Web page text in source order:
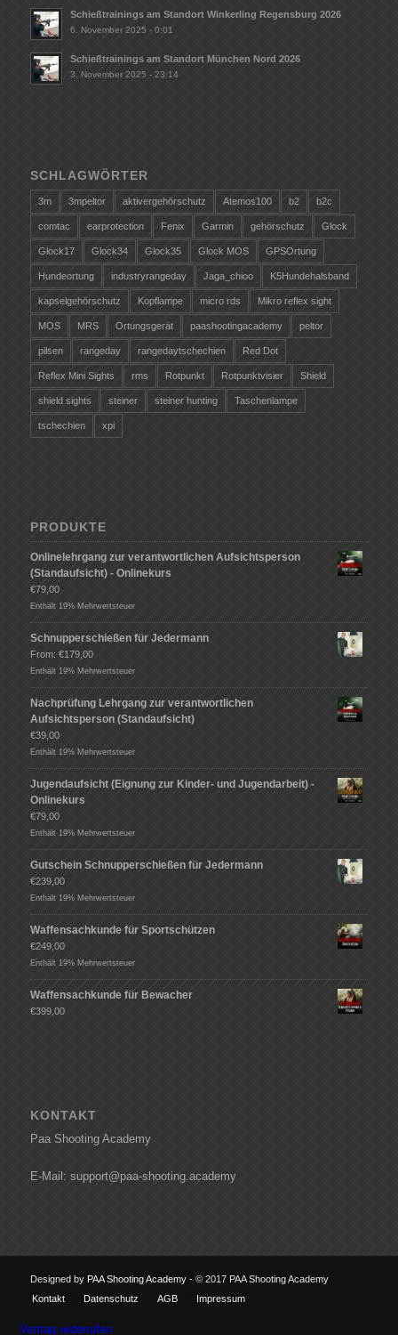
Schießtrainings am Standort Winkerling Regensburg 2026
6. November 2025 - 0:01
Schießtrainings am Standort München Nord 2026
3. November 2025 - 23:14
SCHLAGWÖRTER
3m 3mpeltor aktivergehörschutz Atemos100 b2 b2c
comtac earprotection Fenix Garmin gehörschutz Glock
Glock17 Glock34 Glock35 Glock MOS GPSOrtung
Hundeortung industryrangeday Jaga_chioo K5Hundehalsband
kapselgehörschutz Kopflampe micro rds Mikro reflex sight
MOS MRS Ortungsgerät paashootingacademy peltor
pilsen rangeday rangedaytschechien Red Dot
Reflex Mini Sights rms Rotpunkt Rotpunktvisier Shield
shield sights steiner steiner hunting Taschenlampe
tschechien xpi
PRODUKTE
Onlinelehrgang zur verantwortlichen Aufsichtsperson
(Standaufsicht) - Onlinekurs
€79,00
Enthält 19% Mehrwertsteuer
Schnupperschießen für Jedermann
From: €179,00
Enthält 19% Mehrwertsteuer
Nachprüfung Lehrgang zur verantwortlichen
Aufsichtsperson (Standaufsicht)
€39,00
Enthält 19% Mehrwertsteuer
Jugendaufsicht (Eignung zur Kinder- und Jugendarbeit) -
Onlinekurs
€79,00
Enthält 19% Mehrwertsteuer
Gutschein Schnupperschießen für Jedermann
€239,00
Enthält 19% Mehrwertsteuer
Waffensachkunde für Sportschützen
€249,00
Enthält 19% Mehrwertsteuer
Waffensachkunde für Bewacher
€399,00
KONTAKT
Paa Shooting Academy
E-Mail: support@paa-shooting.academy
Designed by PAA Shooting Academy- © 2017 PAA Shooting Academy
Kontakt
Datenschutz AGB Impressum
Vertrag widerrufen